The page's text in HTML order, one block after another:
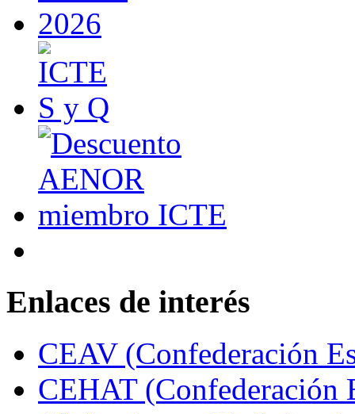
Enlaces de interés
CEAV (Confederación
CEHAT (Confederación